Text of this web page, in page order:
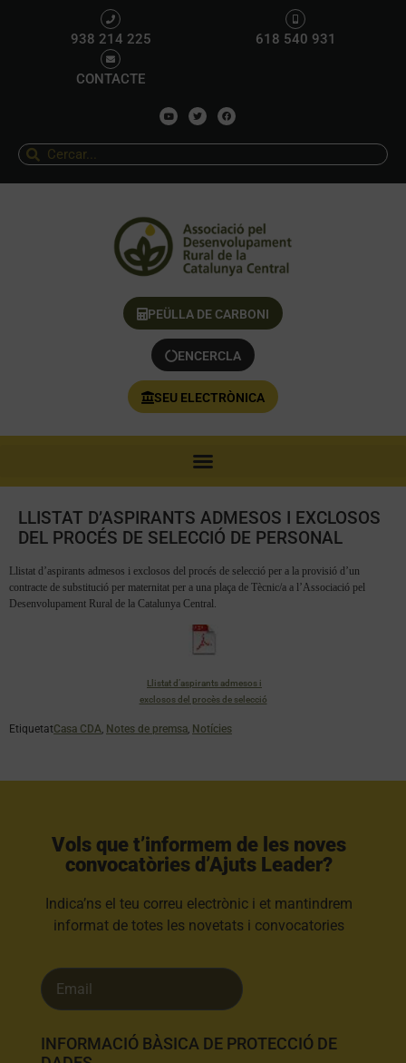
938 214 225 618 540 931
CONTACTE
PEÜLLA DE CARBONI
ENCERCLA
SEU ELECTRÒNICA
LLISTAT D’ASPIRANTS ADMESOS I EXCLOSOS
DEL PROCÉS DE SELECCIÓ DE PERSONAL
Llistat d’aspirants admesos i exclosos del procés de selecció per a la provisió d’un
contracte de substitució per maternitat per a una plaça de Tècnic/a a l’Associació pel
Desenvolupament Rural de la Catalunya Central.
Llistat d’aspirants admesos i
exclosos del procès de selecció
EtiquetatCasa CDA Notes de premsa Notícies
Vols que t’informem de les noves
convocatòries d’Ajuts Leader?​
Indica’ns el teu correu electrònic i et mantindrem
informat de totes les novetats i convocatories
INFORMACIÓ BÀSICA DE PROTECCIÓ DE